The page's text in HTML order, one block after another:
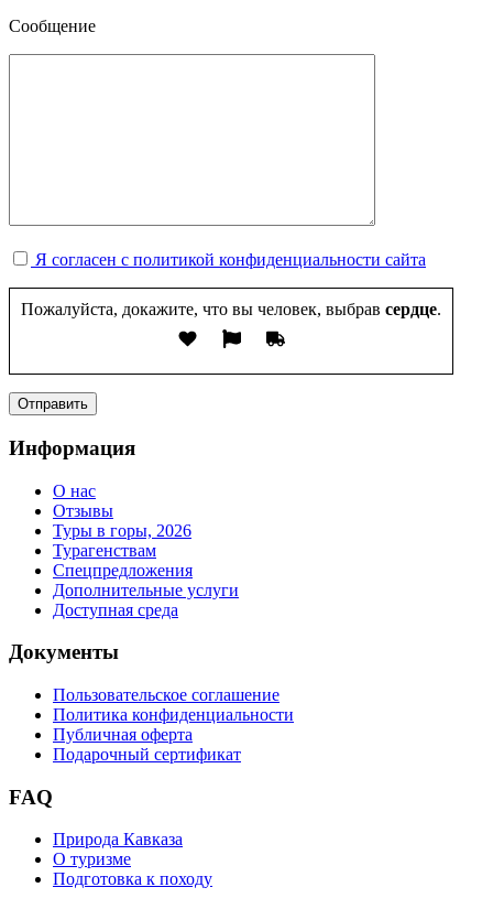
Сообщение
Я согласен с политикой конфиденциальности сайта
Пожалуйста, докажите, что вы человек, выбрав сердце.
Информация
О нас
Отзывы
Туры в горы, 2026
Турагенствам
Спецпредложения
Дополнительные услуги
Доступная среда
Документы
Пользовательское соглашение
Политика конфиденциальности
Публичная оферта
Подарочный сертификат
FAQ
Природа Кавказа
О туризме
Подготовка к походу